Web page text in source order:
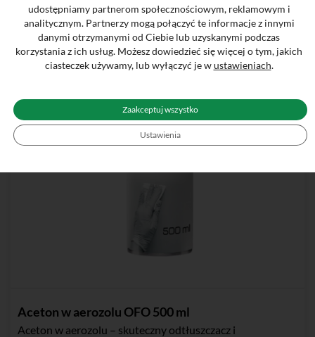
Aceton w aerozolu OFO 500 ml
Aceton w aerozolu – skuteczny odtłuszczacz i
udostępniamy partnerom społecznościowym, reklamowym i
analitycznym. Partnerzy mogą połączyć te informacje z innymi
danymi otrzymanymi od Ciebie lub uzyskanymi podczas
korzystania z ich usług. Możesz dowiedzieć się więcej o tym, jakich
ciasteczek używamy, lub wyłączyć je wustawieniach.
Zaakceptuj wszystko
Ustawienia